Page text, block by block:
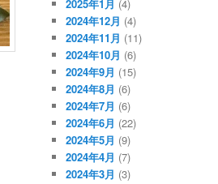
2025年1月 (4)
2024年12月 (4)
2024年11月 (11)
2024年10月 (6)
2024年9月 (15)
2024年8月 (6)
2024年7月 (6)
2024年6月 (22)
2024年5月 (9)
2024年4月 (7)
2024年3月 (3)